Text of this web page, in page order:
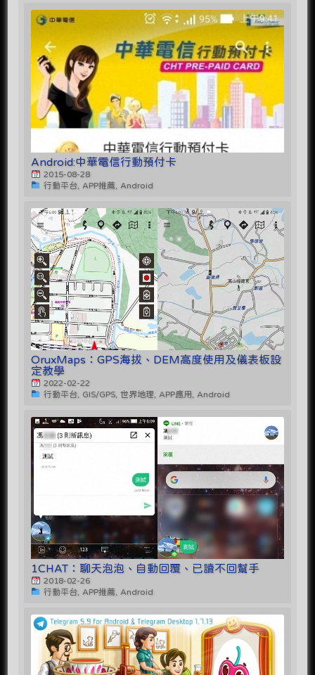
Android:中華電信行動預付卡
2015-08-28
行動平台, APP推薦, Android
OruxMaps：GPS海拔、DEM高度使用及儀表板設
定教學
2022-02-22
行動平台, GIS/GPS, 世界地理, APP應用, Android
1CHAT：聊天泡泡、自動回覆、已讀不回幫手
2018-02-26
行動平台, APP推薦, Android